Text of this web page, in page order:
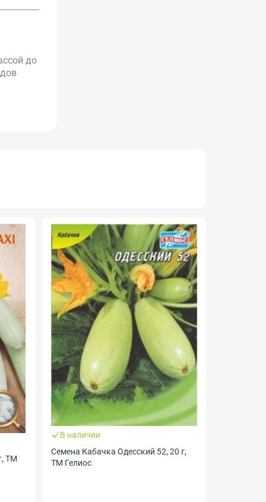
до
В наличии
Семена Кабачка Одесский 52, 20 г,
ТМ Гелиос